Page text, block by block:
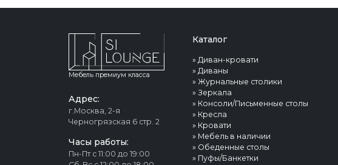
Мебель премиум класса
Адрес:
г.Москва, 2-я
Черногрязская 6 стр. 2
Часы работы:
Пн-Пт с 11:00 до 19:00
Каталог
» Диван-кровати
» Диваны
» Журнальные столики
» Зеркала
» Консоли/Письменные столы
» Кресла
» Кровати
» Мебель в наличии
» Обеденные столы
» Пуфы/Банкетки